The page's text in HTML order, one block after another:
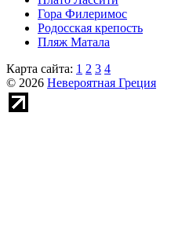
Гора Филеримос
Родосская крепость
Пляж Матала
Карта сайта: 1 2 3 4
© 2026 Невероятная Греция